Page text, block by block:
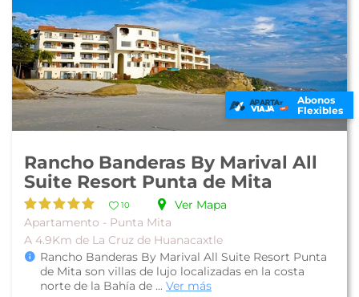
Abonos
Flexibles
Rancho Banderas By Marival All
Suite Resort Punta de Mita
10
Ver Mapa
Apartamento - Punta Mita
A 4.9Km de La Cruz de Huanacaxtle
Rancho Banderas By Marival All Suite Resort Punta
de Mita son villas de lujo localizadas en la costa
norte de la Bahía de ... Ver más